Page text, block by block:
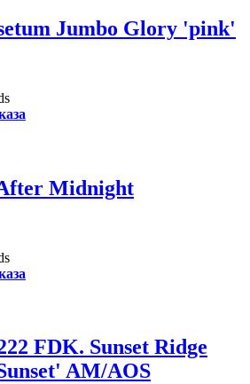
Jumbo Glory 'pink'
Midnight
FDK. Sunset Ridge
AM/AOS